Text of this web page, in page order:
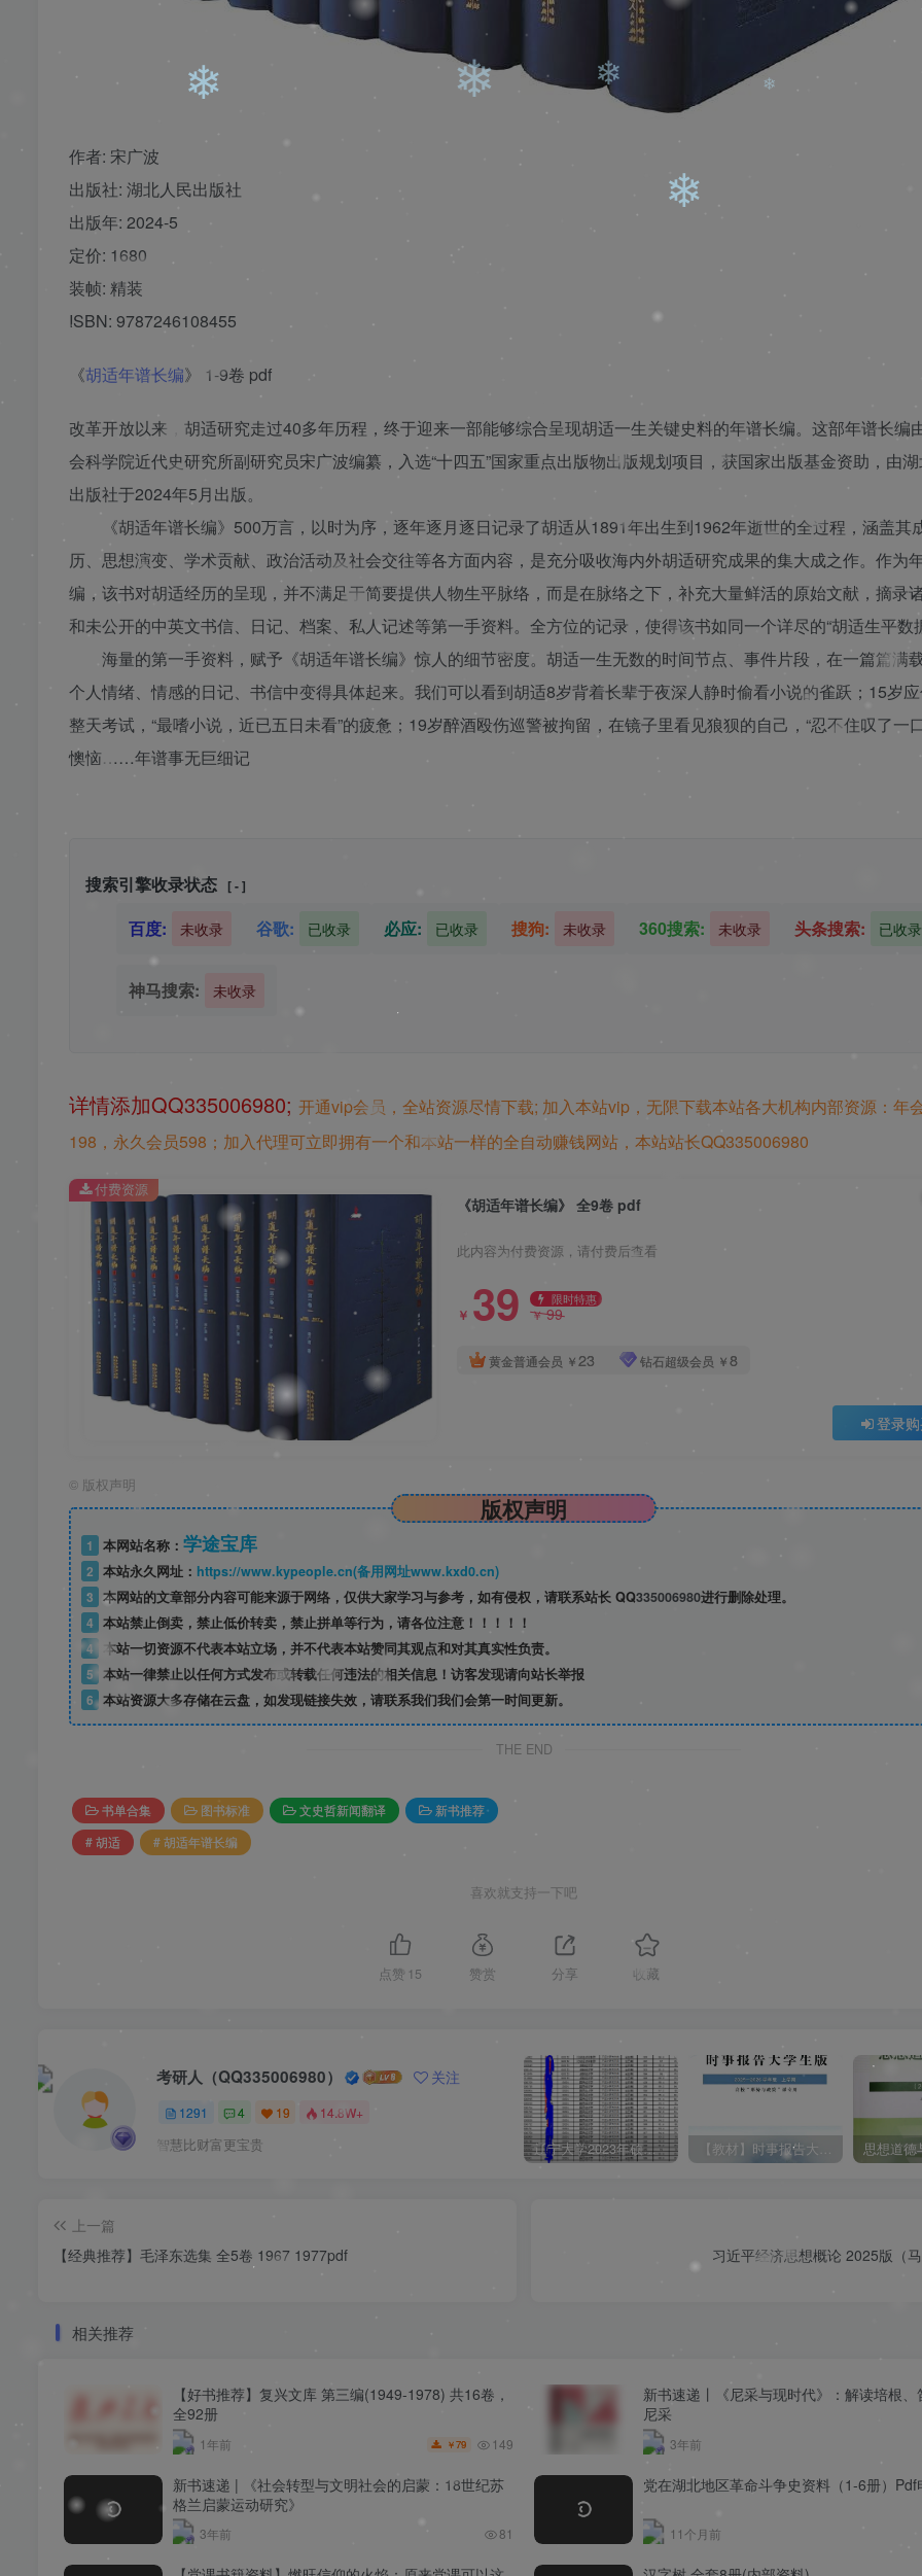
作者: 宋广波
出版社: 湖北人民出版社
出版年: 2024-5
定价: 1680
装帧: 精装
ISBN: 9787246108455
《胡适年谱长编》 1-9卷 pdf
改革开放以来，胡适研究走过40多年历程，终于迎来一部能够综合呈现胡适一生关键史料的年谱长编。这部年谱长编
会科学院近代史研究所副研究员宋广波编纂，入选“十四五”国家重点出版物出版规划项目，获国家出版基金资助，由
出版社于2024年5月出版。
《胡适年谱长编》500万言，以时为序，逐年逐月逐日记录了胡适从1891年出生到1962年逝世的全过程，涵盖其
历、思想演变、学术贡献、政治活动及社会交往等各方面内容，是充分吸收海内外胡适研究成果的集大成之作。作为
编，该书对胡适经历的呈现，并不满足于简要提供人物生平脉络，而是在脉络之下，补充大量鲜活的原始文献，摘录
和未公开的中英文书信、日记、档案、私人记述等第一手资料。全方位的记录，使得该书如同一个详尽的“胡适生平数
海量的第一手资料，赋予《胡适年谱长编》惊人的细节密度。胡适一生无数的时间节点、事件片段，在一篇篇满
个人情绪、情感的日记、书信中变得具体起来。我们可以看到胡适8岁背着长辈于夜深人静时偷看小说的雀跃；15岁
整天考试，“最嗜小说，近已五日未看”的疲惫；19岁醉酒殴伤巡警被拘留，在镜子里看见狼狈的自己，“忍不住叹了一
懊恼……年谱事无巨细记
搜索引擎收录状态 [ - ]
百度: 未收录 谷歌: 已收录 必应: 已收录 搜狗: 未收录 360搜索: 未收录 头条搜索: 已收录
神马搜索: 未收录
详情添加QQ335006980; 开通vip会员，全站资源尽情下载; 加入本站vip，无限下载本站各大机构内部资源：年
198，永久会员598；加入代理可立即拥有一个和本站一样的全自动赚钱网站，本站站长QQ335006980
《胡适年谱长编》 全9卷 pdf
此内容为付费资源，请付费后查看
￥ 39 限时特惠
￥99
黄金普通会员 ￥23 钻石超级会员 ￥8
登录
付费资源
© 版权声明
版权声明
1 本网站名称： 学途宝库
2 本站永久网址： https://www.kypeople.cn(备用网址www.kxd0.cn)
3 本网站的文章部分内容可能来源于网络，仅供大家学习与参考，如有侵权，请联系站长 QQ335006980进行删除处理。
4 本站禁止倒卖，禁止低价转卖，禁止拼单等行为，请各位注意！！！！！
4
本站一切资源不代表本站立场，并不代表本站赞同其观点和对其真实性负责。
5 本站一律禁止以任何方式发布或转载任何违法的相关信息！访客发现请向站长举报
6 本站资源大多存储在云盘，如发现链接失效，请联系我们我们会第一时间更新。
THE END
书单合集 图书标准 文史哲新闻翻译
新书推荐
# 胡适
# 胡适年谱长编
喜欢就支持一下吧
点赞 15 赞赏 分享 收藏
考研人（QQ335006980） 关注
1291 4 19 14.8W+
智慧比财富更宝贵 辽宁大学2023年硕士研究生拟录取名单（所有学院均包含！！！图片仅供展示） 【教材】时事报告大学生版（形式与政策）2025-2026学年度 上学期（秋季）电子版pdf
上一篇
【经典推荐】毛泽东选集 全5卷 1967 1977pdf
习近平经济思想概论 2025版（
相关推荐
【好书推荐】复兴文库 第三编(1949-1978) 共16卷，
全92册
1年前 ￥79 149
新书速递丨《尼采与现时代》：解读培根、
尼采
3年前
新书速递 | 《社会转型与文明社会的启蒙：18世纪苏
格兰启蒙运动研究》
3年前 81
党在湖北地区革命斗争史资料（1-6册）Pdf
11个月前
❄
❄
❄
❄